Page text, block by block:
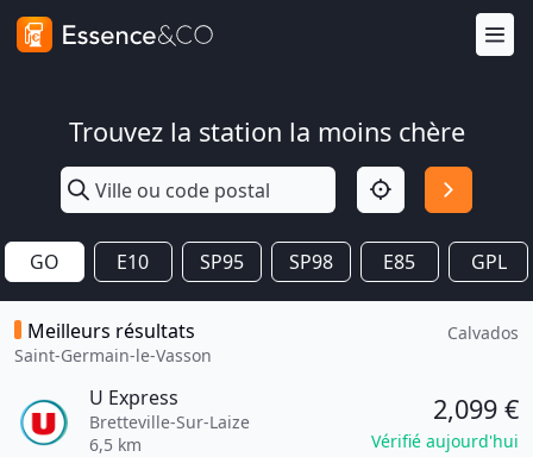
Trouvez la station la moins chère
GO E10 SP95 SP98 E85 GPL
Meilleurs résultats
Saint-Germain-le-Vasson
Calvados
U Express
Bretteville-Sur-Laize
6,5 km
2,099 €
Vérifié aujourd'hui